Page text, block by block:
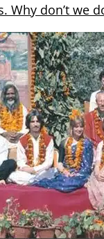
Why don’t we